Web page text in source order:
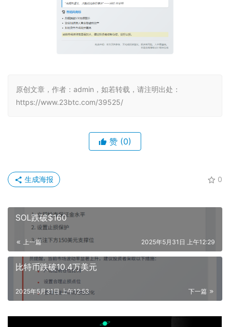
原创文章，作者：admin，如若转载，请注明出处：
https://www.23btc.com/39525/
赞 (0)
0
生成海报
SOL跌破$160
上一篇 2025年5月31日 上午12:29
比特币跌破10.4万美元
下一篇
2025年5月31日 上午12:53